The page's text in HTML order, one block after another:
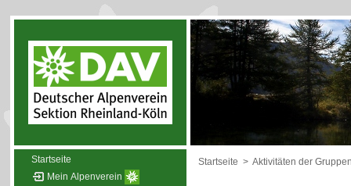
Startseite
Mein Alpenverein
Startseite > Aktivitäten der